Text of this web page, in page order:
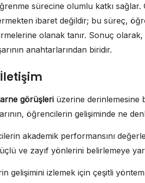
sürecine olumlu katkı sağlar.
ibaret değildir; bu süreç,
olanak tanır. Sonuç
anahtarlarından biridir.
görüşleri üzerine derinlemesine
öğrencilerin gelişiminde ne
akademik performansını
ve zayıf yönlerini belirlemeye
gelişimini izlemek için çeşitli